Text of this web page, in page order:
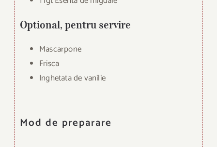
Optional, pentru servire
Mascarpone
Frisca
Inghetata de vanilie
Mod de preparare